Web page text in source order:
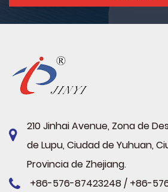
210 Jinhai Avenue, Zona de
de Lupu, Ciudad de Yuhuan,
Provincia de Zhejiang.
+86-576-87423248 / +86-